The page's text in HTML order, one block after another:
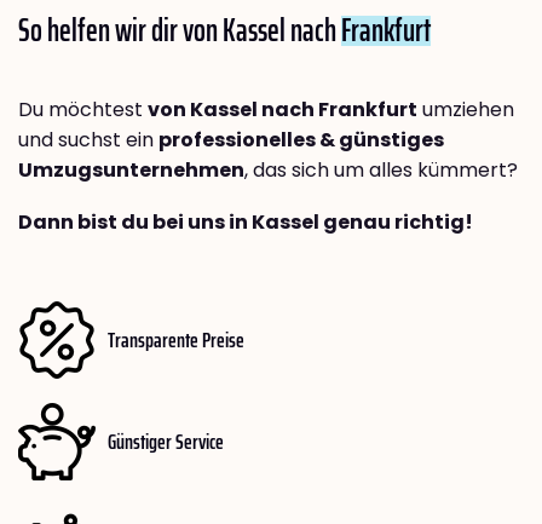
So helfen wir dir von Kassel nachFrankfurt
Du möchtest von Kassel nach Frankfurt umziehen
und suchst ein professionelles & günstiges
Umzugsunternehmen, das sich um alles kümmert?
Dann bist du bei uns in Kassel genau richtig!
Transparente Preise
Günstiger Service